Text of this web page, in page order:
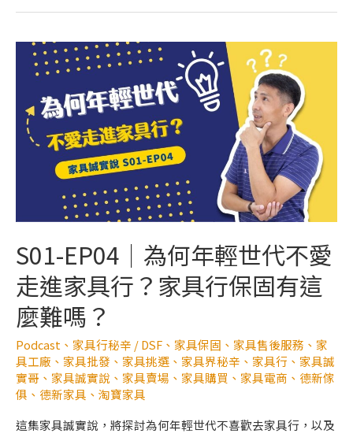
S01-EP04｜為何年輕世代不愛
走進家具行？家具行保固有這
麼難嗎？
Podcast 、 家具行秘辛 /DSF 、 家具保固 、 家具售後服務 、 家
具工廠 、 家具批發 、 家具挑選 、 家具界秘辛 、 家具行 、 家具誠
實哥 、 家具誠實說 、 家具賣場 、 家具購買 、 家具電商 、 德新傢
俱 、 德新家具 、 淘寶家具
這集家具誠實說，將探討為何年輕世代不喜歡去家具行，以及